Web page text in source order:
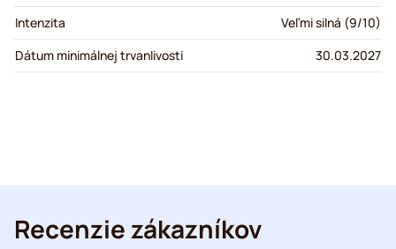
Intenzita
Veľmi silná (9/10)
Dátum minimálnej trvanlivosti
30.03.2027
Recenzie zákazníkov